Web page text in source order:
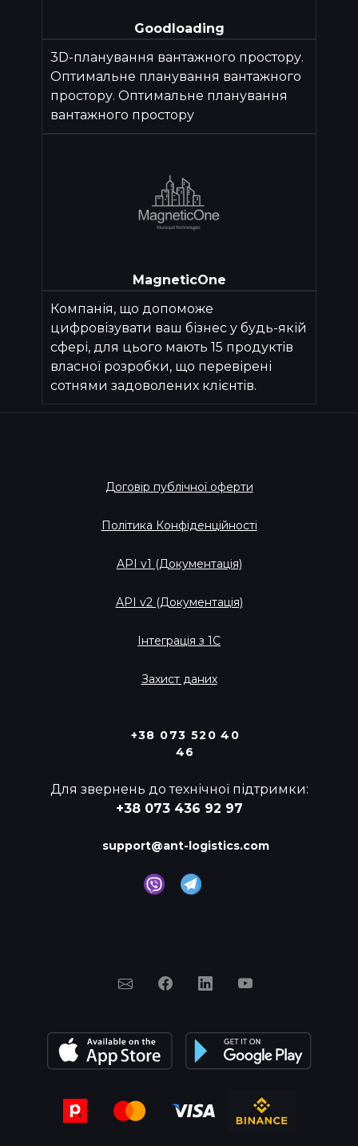
Goodloading
3D-планування вантажного простору.
Оптимальне планування вантажного
простору. Оптимальне планування
вантажного простору
MagneticOne
Компанія, що допоможе
цифровізувати ваш бізнес у будь-якій
сфері, для цього мають 15 продуктів
власної розробки, що перевірені
сотнями задоволених клієнтів.
Договір публічної оферти
Політика Конфіденційності
API v1 (Документація)
API v2 (Документація)
Інтеграція з 1С
Захист даних
+38 073 520 40
46
Для звернень до технічної підтримки:
+38 073 436 92 97
support@ant-logistics.com